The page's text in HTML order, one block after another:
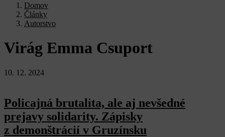
Domov
Články
Autorstvo
Virág Emma Csuport
10. 12. 2024
Policajná brutalita, ale aj nevšedné
prejavy solidarity. Zápisky
z demonštrácií v Gruzínsku